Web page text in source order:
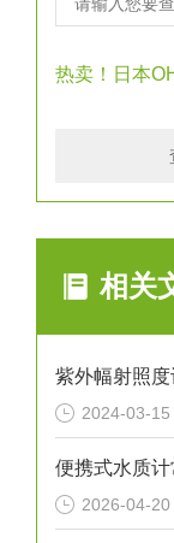
热卖！日本
相关
2024-03-15
便携式水质
2026-04-20